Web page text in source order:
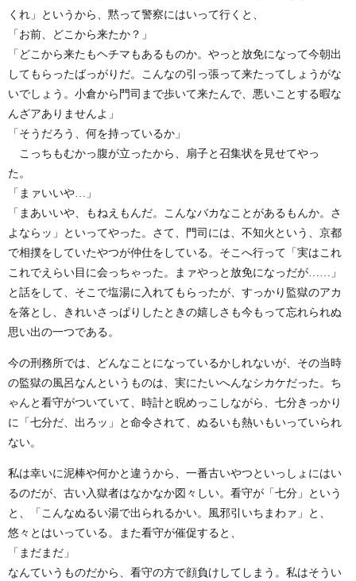
くれ」というから、黙って警察にはいって行くと、
「お前、どこから来たか？」
「どこから来たもヘチマもあるものか。やっと放免になって今朝出
してもらったばっがりだ。こんなの引っ張って来たってしょうがな
いでしょう。小倉から門司まで歩いて来たんで、悪いことする暇な
んざアありませんよ」
「そうだろう、何を持っているか」
こっちもむかっ腹が立ったから、扇子と召集状を見せてやっ
た。
「まァいいや…」
「まあいいや、もねえもんだ。こんなバカなことがあるもんか。さ
よならッ」といってやった。さて、門司には、不知火という、京都
で相撲をしていたやつが仲仕をしている。そこへ行って「実はこれ
これでえらい目に会っちゃった。まァやっと放免になっだが……」
と話をして、そこで塩湯に入れてもらったが、すっかり監獄のアカ
を落とし、きれいさっぱりしたときの嬉しさも今もって忘れられぬ
思い出の一つである。
今の刑務所では、どんなことになっているかしれないが、その当時
の監獄の風呂なんというものは、実にたいへんなシカケだった。ち
ゃんと看守がついていて、時計と睨めっこしながら、七分きっかり
に「七分だ、出ろッ」と命令されて、ぬるいも熱いもいっていられ
ない。
私は幸いに泥棒や何かと違うから、一番古いやつといっしょにはい
るのだが、古い入獄者はなかなか図々しい。看守が「七分」という
と、「こんなぬるい湯で出られるかい。風邪引いちまわァ」と、
悠々とはいっている。また看守が催促すると、
「まだまだ」
なんていうものだから、看守の方で顔負けしてしまう。私はそうい